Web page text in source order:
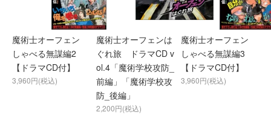
魔術士オーフェン
しゃべる無謀編2
【ドラマCD付】
3,960円(税込)
魔術士オーフェンは
ぐれ旅 ドラマCD v
ol.4「魔術学校攻防_
前編」「魔術学校攻
防_後編」
2,200円(税込)
魔術士オーフェン
しゃべる無謀編3
【ドラマCD付】
3,960円(税込)